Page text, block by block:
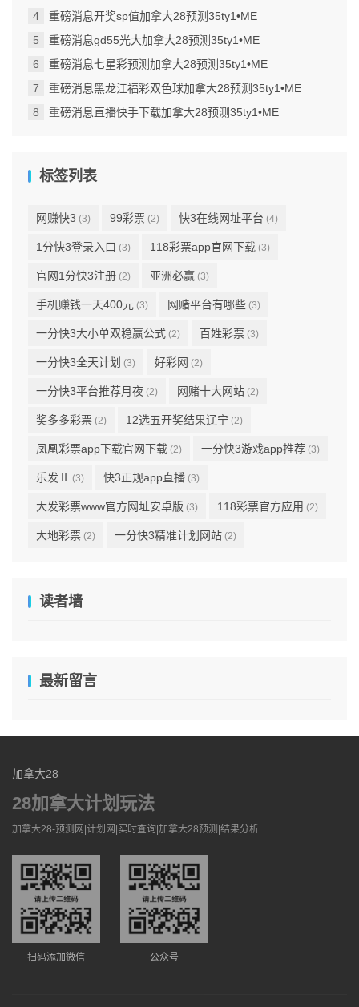
重磅消息开奖sp值加拿大28预测35ty1 •ME
重磅消息gd55光大加拿大28预测35ty1 •ME
重磅消息七星彩预测加拿大28预测35ty1 •ME
重磅消息黑龙江福彩双色球加拿大28预测35ty1 •ME
重磅消息直播快手下载加拿大28预测35ty1 •ME
标签列表
网赚快3 (3) 99彩票 (2) 快3在线网址平台 (4)
1分快3登录入口 (3) 118彩票app官网下载 (3)
官网1分快3注册 (2) 亚洲必赢 (3)
手机赚钱一天400元 (3) 网赌平台有哪些 (3)
一分快3大小单双稳赢公式 (2) 百姓彩票 (3)
一分快3全天计划 (3) 好彩网 (2)
一分快3平台推荐月夜 (2) 网赌十大网站 (2)
奖多多彩票 (2) 12选五开奖结果辽宁 (2)
凤凰彩票app下载官网下载 (2) 一分快3游戏app推荐 (3)
乐发Ⅱ (3) 快3正规app直播 (3)
大发彩票www官方网址安卓版 (3) 118彩票官方应用 (2)
大地彩票 (2) 一分快3精准计划网站 (2)
读者墙
最新留言
加拿大28
28加拿大计划玩法
加拿大28-预测网|计划网|实时查询|加拿大28预测|结果分析
扫码添加微信 公众号